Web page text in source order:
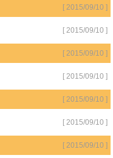
[ 2015/09/10 ]
[ 2015/09/10 ]
[ 2015/09/10 ]
[ 2015/09/10 ]
[ 2015/09/10 ]
[ 2015/09/10 ]
[ 2015/09/10 ]